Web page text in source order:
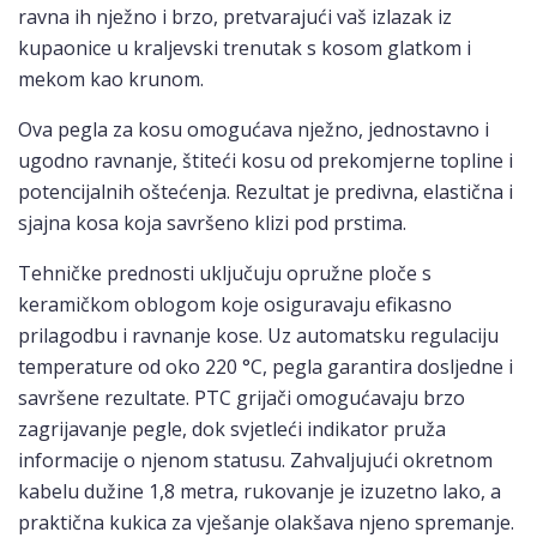
ravna ih nježno i brzo, pretvarajući vaš izlazak iz
kupaonice u kraljevski trenutak s kosom glatkom i
mekom kao krunom.
Ova pegla za kosu omogućava nježno, jednostavno i
ugodno ravnanje, štiteći kosu od prekomjerne topline i
potencijalnih oštećenja. Rezultat je predivna, elastična i
sjajna kosa koja savršeno klizi pod prstima.
Tehničke prednosti uključuju opružne ploče s
keramičkom oblogom koje osiguravaju efikasno
prilagodbu i ravnanje kose. Uz automatsku regulaciju
temperature od oko 220 °C, pegla garantira dosljedne i
savršene rezultate. PTC grijači omogućavaju brzo
zagrijavanje pegle, dok svjetleći indikator pruža
informacije o njenom statusu. Zahvaljujući okretnom
kabelu dužine 1,8 metra, rukovanje je izuzetno lako, a
praktična kukica za vješanje olakšava njeno spremanje.